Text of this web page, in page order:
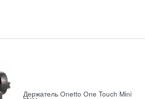
Держатель Onetto One Touch Mini